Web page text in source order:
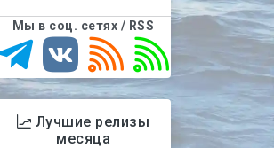
Мы в соц. сетях / RSS
Лучшие релизы
месяца